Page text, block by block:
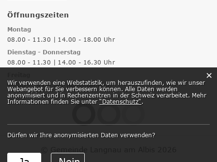
Öffnungszeiten
Montag
08.00 - 11.30 | 14.00 - 18.00 Uhr
Dienstag - Donnerstag
08.00 - 11.30 | 14.00 - 16.30 Uhr
07.00 - 14.00 Uhr (durchgehend)
Webstatistik
Wir verwenden eine Webstatistik, um herauszufinden, wie wir unser
Webangebot für Sie verbessern können. Alle Daten werden
anonymisiert und in Rechenzentren in der Schweiz verarbeitet. Mehr
Informationen finden Sie unter “Datenschutz“.
Dürfen wir Ihre anonymisierten Daten verwenden?
×